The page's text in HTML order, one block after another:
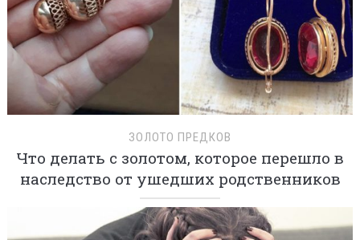
ЗОЛОТО ПРЕДКОВ
Что делать с золотом, которое перешло в
наследство от ушедших родственников